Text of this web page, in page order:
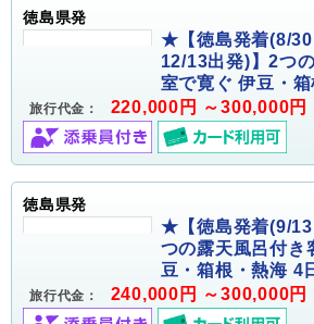
徳島県発
★【徳島発着(8/30
12/13出発)】2つ
室で寛ぐ 伊豆・
旅行代金： 220,000円 ～300,000円
徳島県発
★【徳島発着(9/
つの露天風呂付き
豆・箱根・熱海 4
旅行代金： 240,000円 ～300,000円